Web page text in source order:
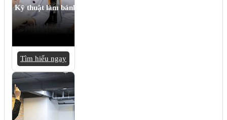
Kỹ thuật làm bánh
Tìm hiểu ngay